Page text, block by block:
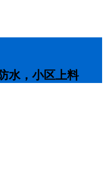
水，小区上料